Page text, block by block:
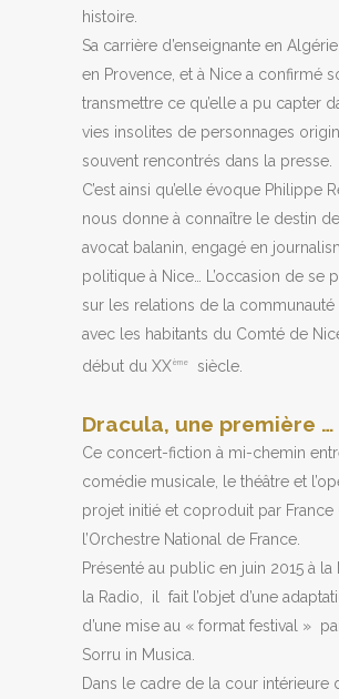
histoire.
Sa carrière d’enseignante en
en Provence, et à Nice a confirmé
transmettre ce qu’elle a pu capter
vies insolites de personnages
souvent rencontrés dans la presse.
C’est ainsi qu’elle évoque Philippe
nous donne à connaître le destin
avocat balanin, engagé en
politique à Nice… L’occasion de se
sur les relations de la
avec les habitants du Comté de
début du XXème siècle.
Dracula, une première …
Ce concert-fiction à mi-chemin
comédie musicale, le théâtre et
projet initié et coproduit par
l’Orchestre National de France.
Présenté au public en juin 2015 à la
la Radio, il fait l’objet d’une
d’une mise au « format festival »
Sorru in Musica.
Dans le cadre de la cour intérieure